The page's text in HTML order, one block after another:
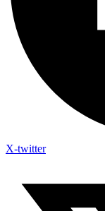
X-twitter